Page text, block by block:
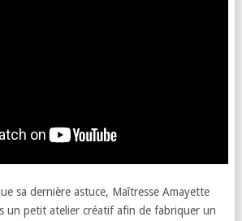
sa dernière astuce, Maîtresse Amayette
un petit atelier créatif afin de fabriquer un